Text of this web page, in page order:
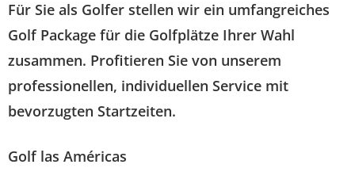
Für Sie als Golfer stellen wir ein umfangreiches
Golf Package für die Golfplätze Ihrer Wahl
zusammen. Profitieren Sie von unserem
professionellen, individuellen Service mit
bevorzugten Startzeiten.
Golf las Américas